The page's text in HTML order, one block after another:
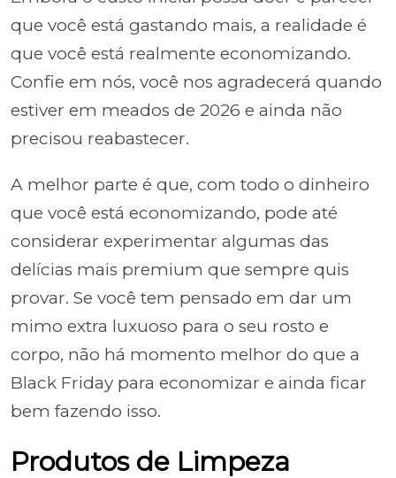
que você está gastando mais, a realidade é
que você está realmente economizando.
Confie em nós, você nos agradecerá quando
estiver em meados de 2026 e ainda não
precisou reabastecer.
A melhor parte é que, com todo o dinheiro
que você está economizando, pode até
considerar experimentar algumas das
delícias mais premium que sempre quis
provar. Se você tem pensado em dar um
mimo extra luxuoso para o seu rosto e
corpo, não há momento melhor do que a
Black Friday para economizar e ainda ficar
bem fazendo isso.
Produtos de Limpeza